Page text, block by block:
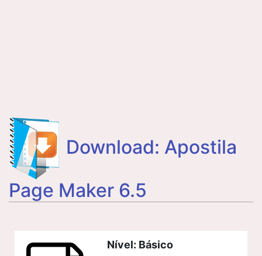
Download: Apostila
Page Maker 6.5
Nível: Básico